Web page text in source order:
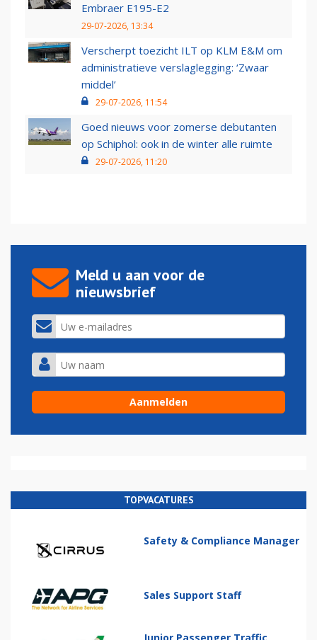
Embraer E195-E2
29-07-2026, 13:34
Verscherpt toezicht ILT op KLM E&M om
administratieve verslaglegging: ‘Zwaar
middel’
29-07-2026, 11:54
Goed nieuws voor zomerse debutanten
op Schiphol: ook in de winter alle ruimte
29-07-2026, 11:20
Meld u aan voor de
nieuwsbrief
TOPVACATURES
Safety & Compliance Manager
Sales Support Staff
Junior Passenger Traffic